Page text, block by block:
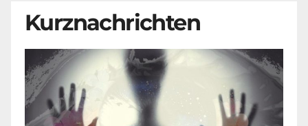
Kurznachrichten